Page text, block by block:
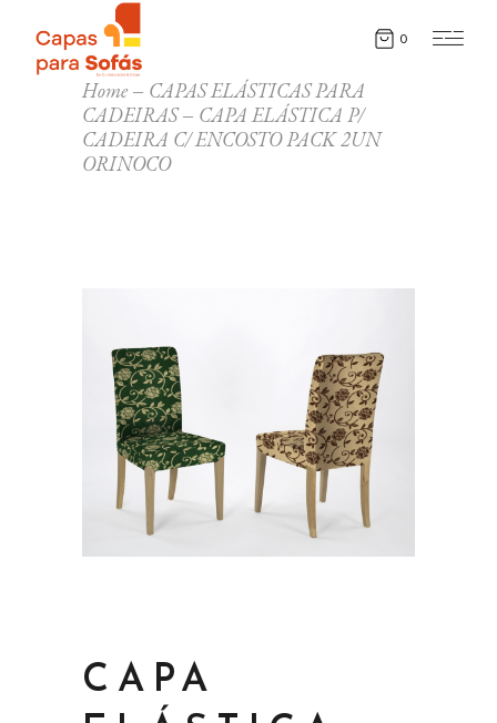
0
Home
CAPAS ELÁSTICAS PARA
CADEIRAS
CAPA ELÁSTICA P/
CADEIRA C/ ENCOSTO PACK 2UN
ORINOCO
CAPA